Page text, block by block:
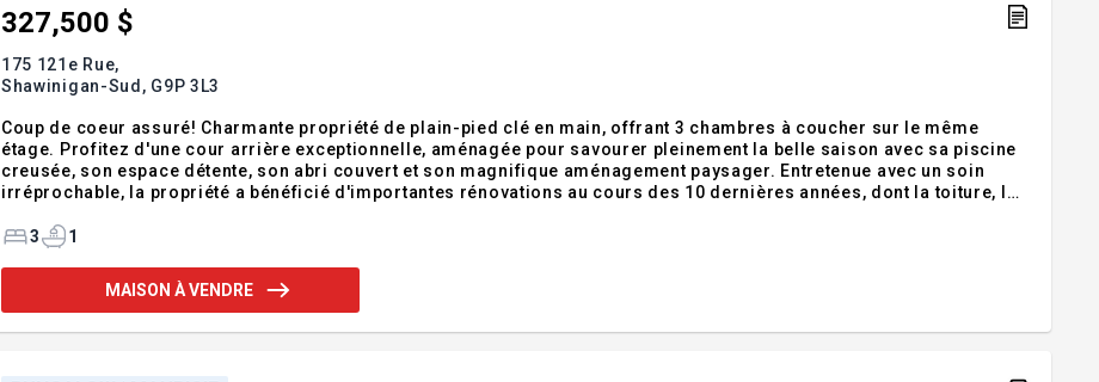
327,500 $
175 121e Rue,
Shawinigan-Sud, G9P 3L3
Coup de coeur assuré! Charmante propriété de plain-pied clé en main, offrant 3 chambres à coucher sur le même
étage. Profitez d'une cour arrière exceptionnelle, aménagée pour savourer pleinement la belle saison avec sa piscine
creusée, son espace détente, son abri couvert et son magnifique aménagement paysager. Entretenue avec un soin
irréprochable, la propriété a bénéficié d'importantes rénovations au cours des 10 dernières années, dont la toiture, la
d'aménagement sel
3 1
MAISON À VENDRE